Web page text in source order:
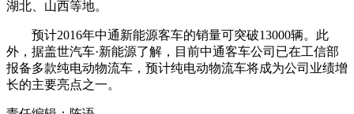
湖北、山西等地。
预计2016年中通新能源客车的销量可突破13000辆。此
外，据盖世汽车·新能源了解，目前中通客车公司已在工信部
报备多款纯电动物流车，预计纯电动物流车将成为公司业绩增
长的主要亮点之一。